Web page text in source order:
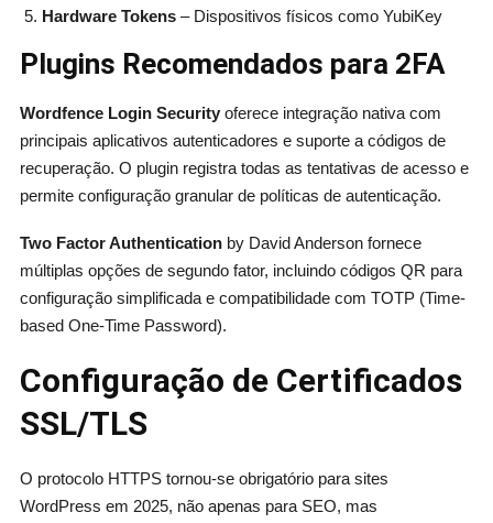
Hardware Tokens– Dispositivos físicos como YubiKey
Plugins Recomendados para 2FA
Wordfence Login Securityoferece integração nativa com
principais aplicativos autenticadores e suporte a códigos de
recuperação. O plugin registra todas as tentativas de acesso e
permite configuração granular de políticas de autenticação.
Two Factor Authenticationby David Anderson fornece
múltiplas opções de segundo fator, incluindo códigos QR para
configuração simplificada e compatibilidade com TOTP (Time-
based One-Time Password).
Configuração de Certificados
SSL/TLS
O protocolo HTTPS tornou-se obrigatório para sites
WordPress em 2025, não apenas para SEO, mas